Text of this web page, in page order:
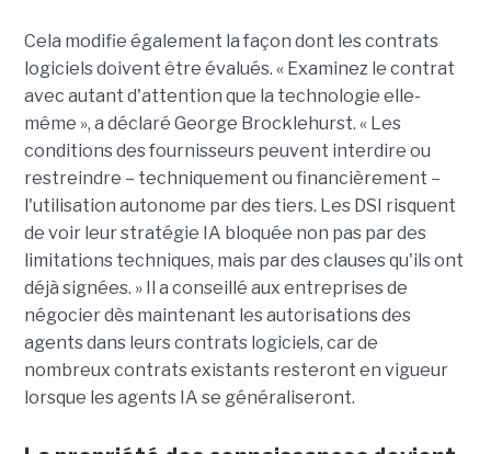
Cela modifie également la façon dont les contrats
logiciels doivent être évalués. « Examinez le contrat
avec autant d'attention que la technologie elle-
même », a déclaré George Brocklehurst. « Les
conditions des fournisseurs peuvent interdire ou
restreindre – techniquement ou financièrement – ​​
l'utilisation autonome par des tiers. Les DSI risquent
de voir leur stratégie IA bloquée non pas par des
limitations techniques, mais par des clauses qu'ils ont
déjà signées. » Il a conseillé aux entreprises de
négocier dès maintenant les autorisations des
agents dans leurs contrats logiciels, car de
nombreux contrats existants resteront en vigueur
lorsque les agents IA se généraliseront.